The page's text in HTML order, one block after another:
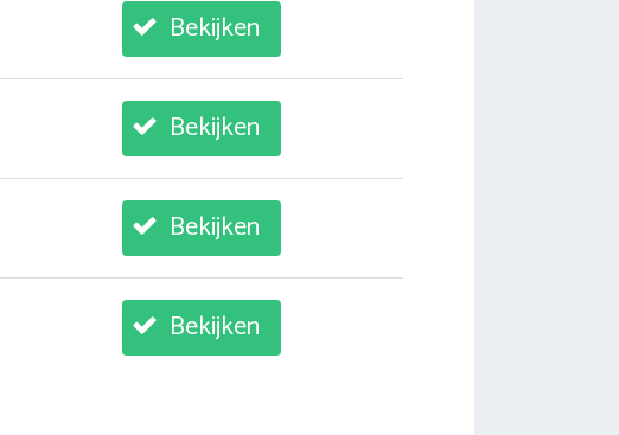
Bekijken
Bekijken
Bekijken
Bekijken